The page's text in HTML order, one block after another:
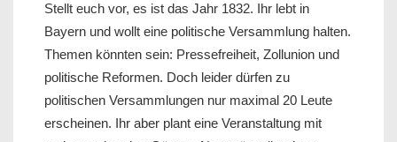
Stellt euch vor, es ist das Jahr 1832. Ihr lebt in
Bayern und wollt eine politische Versammlung halten.
Themen könnten sein: Pressefreiheit, Zollunion und
politische Reformen. Doch leider dürfen zu
politischen Versammlungen nur maximal 20 Leute
erscheinen. Ihr aber plant eine Veranstaltung mit